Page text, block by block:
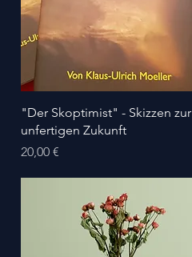
"Der Skoptimist" - Skizzen zur
unfertigen Zukunft
Preis
20,00 €